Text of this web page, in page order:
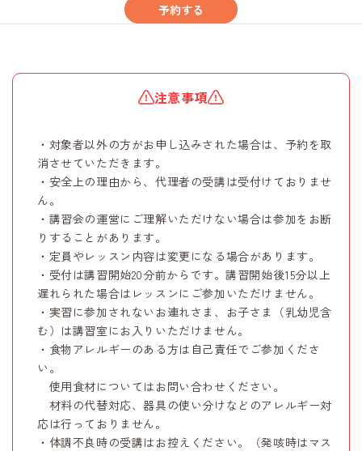
ず
か
予約する
注意事項
・対象者以外の方がお申し込みされた場合は、予約を取
消させていただきます。
・安全上の理由から、代理者の受講は受付けておりませ
ん。
・講習会の運営にご理解いただけない場合は参加をお断
りすることがあります。
・定員やレッスン内容は変更になる場合があります。
・受付は講習開始20分前からです。講習開始後15分以上
遅れられた場合はレッスンにご参加いただけません。
・実習に参加されないお連れさま、お子さま（乳幼児含
む）は講習室にお入りいただけません。
・食物アレルギーのある方は自己責任でご参加くださ
い。
使用食材についてはお問い合わせください。
材料の代替対応、器具の使い分けなどのアレルギー対
応は行っておりません。
・体調不良時の受講はお控えください。（発咳時はマス